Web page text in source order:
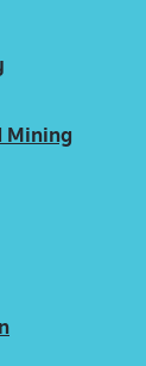
Mining